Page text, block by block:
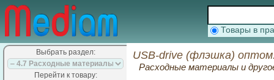
Товары в
Выбрать раздел:
Перейти к товару:
USB-drive (флэшка)
Расходные материалы и